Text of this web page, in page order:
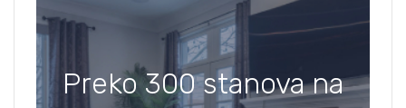
Preko 300 stanova na